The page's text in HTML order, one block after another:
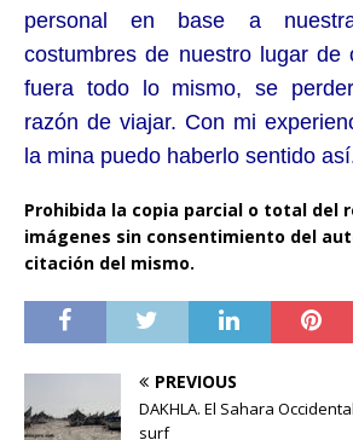
personal en base a
costumbres de nuestro lugar de
fuera todo lo mismo, se
razón de viajar. Con mi
la mina puedo haberlo sentido
Prohibida la copia parcial o total del
imágenes sin consentimiento del
citación del mismo.
PREVIOUS
DAKHLA. El Sahara
surf